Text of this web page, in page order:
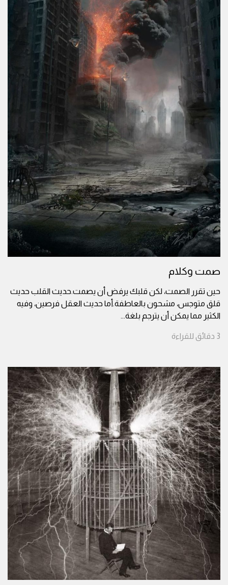
صمت وكلام
حين تقرر الصمت، لكن قلبك يرفض أن يصمت.حديث القلب حديث
قلق متوجس، مشحون بالعاطفة.أما حديث العقل فرصين، وفيه
الكثير مما يمكن أن يترجم بلغة...
3 دقائق للقراءة